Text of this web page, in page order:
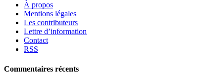
À propos
Mentions légales
Les contributeurs
Lettre d’information
Contact
RSS
Commentaires récents